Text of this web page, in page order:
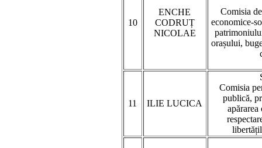
10
ENCHE
CODRUȚ
NICOLAE
Comisia
economice-
orașului,
11 ILIE LUCICA
Comisia
publică,